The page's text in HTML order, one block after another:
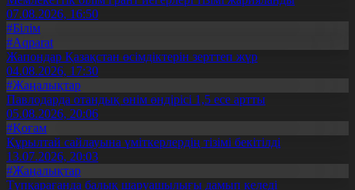
07.08.2026, 16:50
#Білім
#Aqparat
Жапондар Қазақстан өсімдіктерін зерттеп жүр
04.08.2026, 17:30
#Жаңалықтар
Павлодарда отандық өнім өндірісі 1,5 есе артты
05.08.2026, 20:06
#Қоғам
Құрылтай сайлауына үміткерлердің тізімі бекітілді
13.07.2026, 20:03
#Жаңалықтар
Түпқарағанда балық шаруашылығы дамып келеді